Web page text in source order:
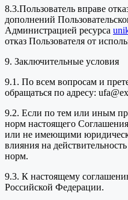
8.3.Пользователь вправе
дополнений
Администрацией ресурса
отказ Пользователя от
9. Заключительные условия
9.1. По всем вопросам и
обращаться по адресу:
9.2. Если по тем или иным
норм настоящего
или не имеющими
влияния на
норм.
9.3. К настоящему
Российской Федерации.